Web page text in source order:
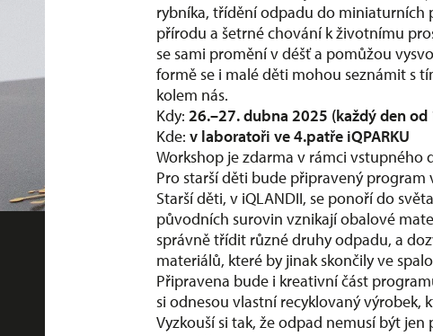
rybníka, třídění odpadu do miniaturních
přírodu a šetrné chování k životnímu
se sami promění v déšť a pomůžou
formě se i malé děti mohou seznámit s
kolem nás.
Kdy:26.–27. dubna 2025 (každý den
Kde:v laboratoři ve 4.patře iQPARKU
Workshop je zdarma v rámci vstupného
Pro starší děti bude připravený program
Starší děti, v iQLANDII, se ponoří do
původních surovin vznikají obalové
správně třídit různé druhy odpadu, a
materiálů, které by jinak skončily ve
Připravena bude i kreativní část
si odnesou vlastní recyklovaný výrobek,
Vyzkouší si tak, že odpad nemusí být